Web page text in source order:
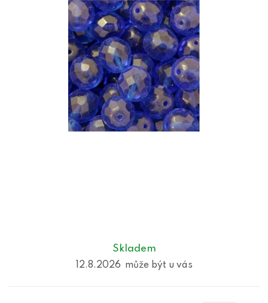
Skladem
12.8.2026